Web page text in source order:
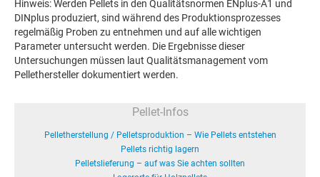
Hinweis: Werden Pellets in den Qualitätsnormen ENplus-A1 und
DINplus produziert, sind während des Produktionsprozesses
regelmäßig Proben zu entnehmen und auf alle wichtigen
Parameter untersucht werden. Die Ergebnisse dieser
Untersuchungen müssen laut Qualitätsmanagement vom
Pellethersteller dokumentiert werden.
Pellet-Infos
Pelletherstellung / Pelletsproduktion – Wie Pellets entstehen
Pellets richtig lagern
Pelletslieferung – auf was Sie achten sollten